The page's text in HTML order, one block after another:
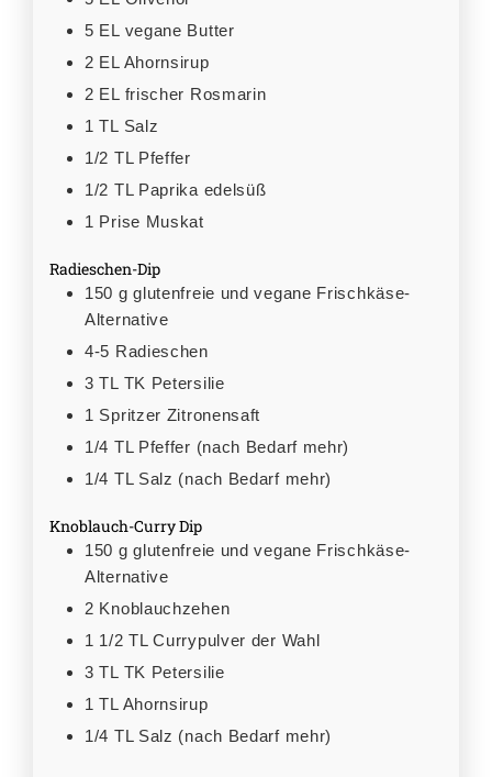
5 EL vegane Butter
2 EL Ahornsirup
2 EL frischer Rosmarin
1 TL Salz
1/2 TL Pfeffer
1/2 TL Paprika edelsüß
1 Prise Muskat
Radieschen-Dip
150 g glutenfreie und vegane Frischkäse-
Alternative
4-5 Radieschen
3 TL TK Petersilie
1 Spritzer Zitronensaft
1/4 TL Pfeffer (nach Bedarf mehr)
1/4 TL Salz (nach Bedarf mehr)
Knoblauch-Curry Dip
150 g glutenfreie und vegane Frischkäse-
Alternative
2 Knoblauchzehen
1 1/2 TL Currypulver der Wahl
3 TL TK Petersilie
1 TL Ahornsirup
1/4 TL Salz (nach Bedarf mehr)